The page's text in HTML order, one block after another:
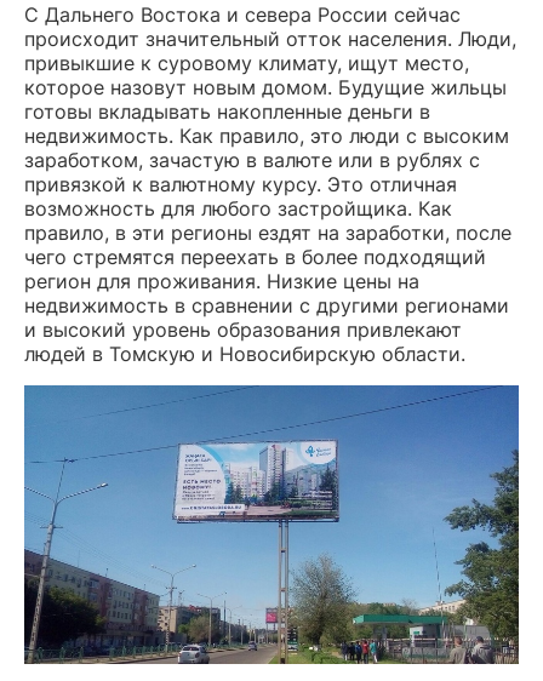
С Дальнего Востока и севера России сейчас
происходит значительный отток населения. Люди,
привыкшие к суровому климату, ищут место,
которое назовут новым домом. Будущие жильцы
готовы вкладывать накопленные деньги в
недвижимость. Как правило, это люди с высоким
заработком, зачастую в валюте или в рублях с
привязкой к валютному курсу. Это отличная
возможность для любого застройщика. Как
правило, в эти регионы ездят на заработки, после
чего стремятся переехать в более подходящий
регион для проживания. Низкие цены на
недвижимость в сравнении с другими регионами
и высокий уровень образования привлекают
людей в Томскую и Новосибирскую области.